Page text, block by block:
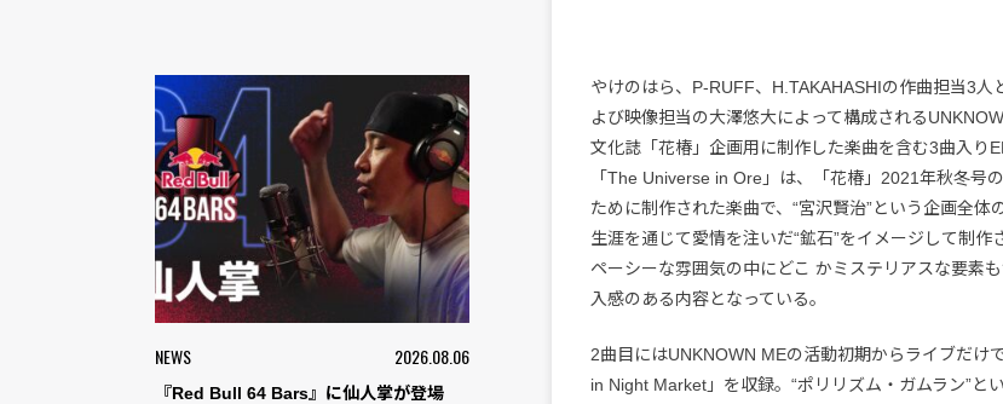
NEWS 2026.08.06
『Red Bull 64 Bars』に仙人掌が登場
やけのはら、P-RUFF、H.TAKAHASHIの作曲担当3人
よび映像担当の大澤悠大によって構成される
文化誌「花椿」企画用に制作した楽曲を含む3曲入り
「The Universe in Ore」は、「花椿」2021年秋冬号
ために制作された楽曲で、“宮沢賢治”という企画全体
生涯を通じて愛情を注いだ“鉱石”をイメージして制作
ペーシーな雰囲気の中にどこ かミステリアスな要素
入感のある内容となっている。
2曲目にはUNKNOWN MEの活動初期からライブだけ
in Night Market」を収録。“ポリリズム・ガムラン”と